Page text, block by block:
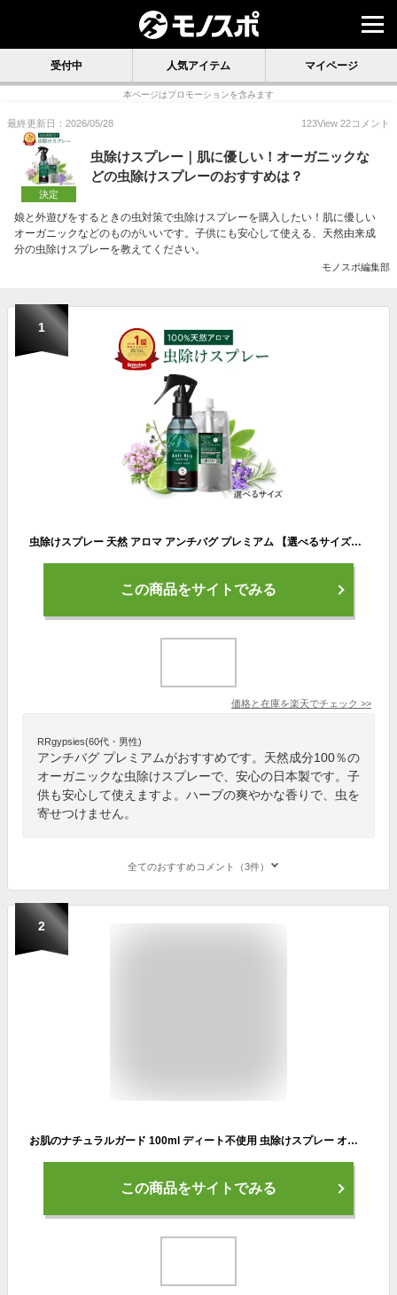
受付中 人気アイテム マイページ
本ページはプロモーションを含みます
最終更新日：2026/05/28 123View 22コメント
決定
虫除けスプレー｜肌に優しい！オーガニックな
どの虫除けスプレーのおすすめは？
娘と外遊びをするときの虫対策で虫除けスプレーを購入したい！肌に優しい
オーガニックなどのものがいいです。子供にも安心して使える、天然由来成
分の虫除けスプレーを教えてください。
モノスポ編集部
1
虫除けスプレー 天然 アロマ アンチバグ プレミアム 【選べるサイズ】 虫除け 虫よけ 虫よけスプレー スプレー ディート不使用 無添加 自然 オーガニック ハーブ 天然アロマ 精油 最強 網戸 玄関 ペット ベビー 子供 蚊 ダニ カメムシ トコジラミ 日本製 アロミック
この商品をサイトでみる
価格と在庫を楽天でチェック >>
RRgypsies(60代・男性)
アンチバグ プレミアムがおすすめです。天然成分100％の
オーガニックな虫除けスプレーで、安心の日本製です。子
供も安心して使えますよ。ハーブの爽やかな香りで、虫を
寄せつけません。
全てのおすすめコメント（3件）
2
お肌のナチュラルガード 100ml ディート不使用 虫除けスプレー オーガニック 忌避 アロマ スプレー 久米島海洋深層水 月桃葉水 レモングラス シトロネラ ユーカリシトリオドラ ペパーミント ティーツリー ラベンダー油 赤ちゃん 子供 ナチュラルディートフリー
この商品をサイトでみる